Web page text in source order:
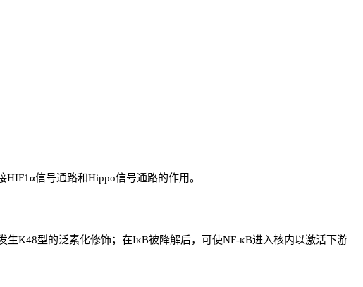
信号通路和Hippo信号通路的作用。
K48型的泛素化修饰；在IκB被降解后，可使NF-κB进入核内以激活下游